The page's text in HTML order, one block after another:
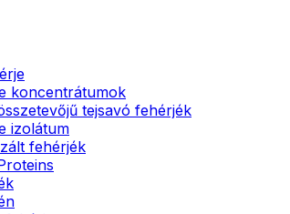
koncentrátumok
tejsavó fehérjék
izolátum
fehérjék